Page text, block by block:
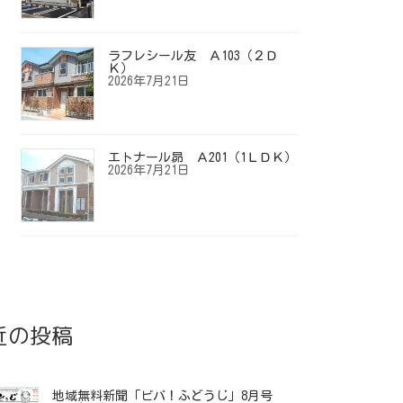
ラフレシール友 Ａ103（２Ｄ
Ｋ）
2026年7月21日
エトナール昴 Ａ201（1ＬＤＫ）
2026年7月21日
の投稿
地域無料新聞「ビバ！ふどうじ」8月号